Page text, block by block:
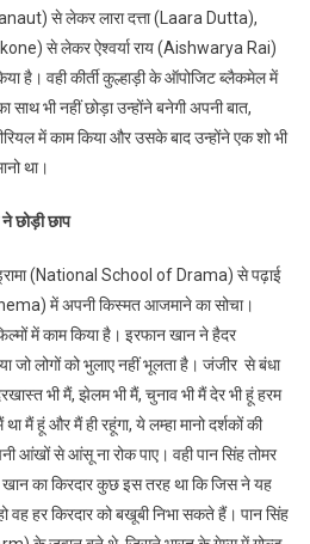
से लेकर लारा दत्ता (Laara Dutta),
से लेकर ऐश्वर्या राय (Aishwarya Rai)
है। वही कीर्ती कुल्हाड़ी के ऑपोजिट ब्लैकमेल में
भी नहीं छोड़ा उन्होंने बनेगी अपनी बात,
में काम किया और उसके बाद उन्होंने एक शो भी
था।
छोड़ी छाप
(National School of Drama) से पढ़ाई
में अपनी किस्मत आजमाने का सोचा।
में काम किया है। इरफान खान ने हैदर
जो लोगों को भुलाए नहीं भूलता है। जंजीर से बंधा
भी मैं, झेलम भी मैं, चुनाव भी मैं देर भी हूं हरम
मैं हूं और मैं ही रहूंगा, ये लम्हा मानो दर्शकों की
आंखों से आंसू ना रोक पाए। वही पान सिंह तोमर
का किरदार कुछ इस तरह था कि जिस ने यह
वह हर किरदार को बखूबी निभा सकते हैं। पान सिंह